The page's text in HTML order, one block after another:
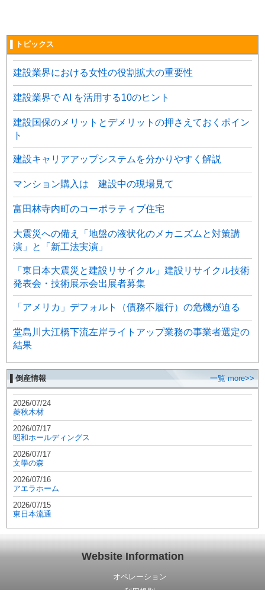
▌トピックス
建設業界における女性の役割拡大の重要性
建設業界で AI を活用する10のヒント
建設国保のメリットとデメリットの押さえておくポイン
ト
建設キャリアアップシステムを分かりやすく解説
マンション購入は 建設中の現場見て
富田林寺内町のコーポラティブ住宅
大震災への備え「地盤の液状化のメカニズムと対策講
演」と「新工法実演」
「東日本大震災と建設リサイクル」建設リサイクル技術
発表会・技術展示会出展者募集
「アメリカ」デフォルト（債務不履行）の危機が迫る
堂島川大江橋下流左岸ライトアップ業務の事業者選定の
結果
▌倒産情報 一覧 more>>
2026/07/24
菱秋木材
2026/07/17
昭和ホールディングス
2026/07/17
文學の森
2026/07/16
アエラホーム
2026/07/15
東日本流通
Website Information
オペレーション